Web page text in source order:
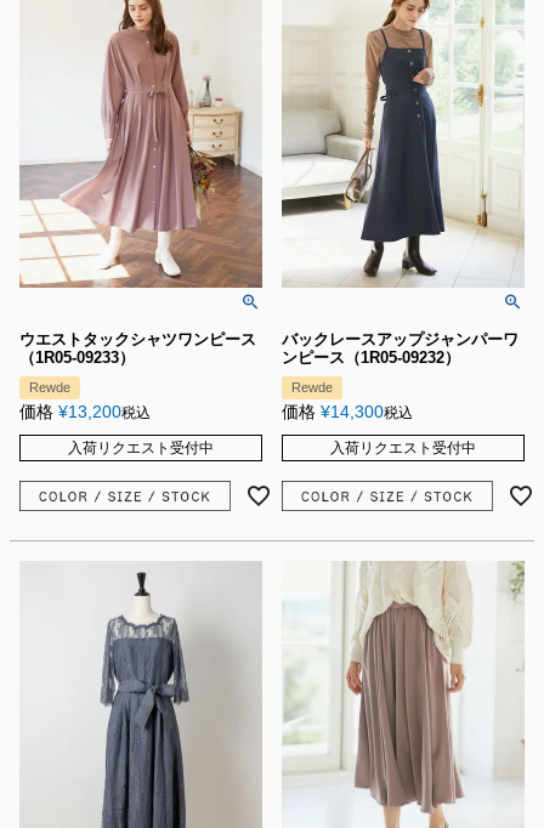
ウエストタックシャツワンピース
（1R05-09233）
Rewde
価格 ¥13,200税込
入荷リクエスト受付中
バックレースアップジャンパーワ
ンピース（1R05-09232）
Rewde
価格 ¥14,300税込
入荷リクエスト受付中